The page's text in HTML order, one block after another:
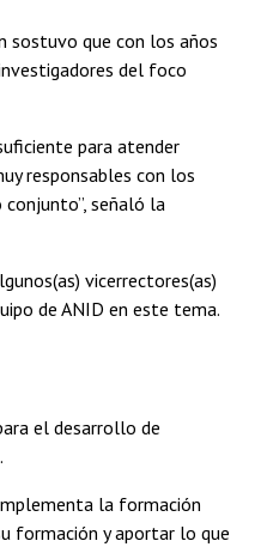
sostuvo que con los años
del foco
para atender
responsables con los
señaló la
vicerrectores(as)
de ANID en este tema.
el desarrollo de
la formación
formación y aportar lo que